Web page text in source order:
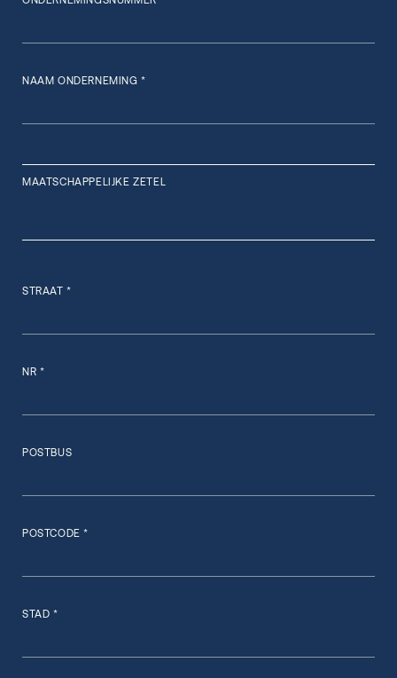
NAAM ONDERNEMING *
MAATSCHAPPELIJKE ZETEL
STRAAT *
NR *
POSTBUS
POSTCODE *
STAD *